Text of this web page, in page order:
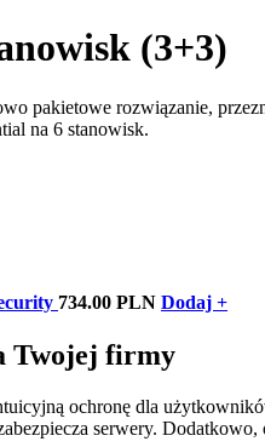
(3+3)
pakietowe rozwiązanie,
na 6 stanowisk.
734.00 PLN Dodaj +
Twojej firmy
ochronę dla
serwery.